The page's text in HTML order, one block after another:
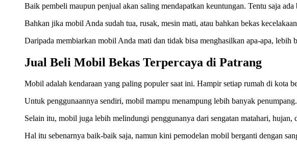
Baik pembeli maupun penjual akan saling mendapatkan keuntungan. Tentu saja
Bahkan jika mobil Anda sudah tua, rusak, mesin mati, atau bahkan bekas
Daripada membiarkan mobil Anda mati dan tidak bisa menghasilkan apa-apa,
Jual Beli Mobil Bekas Terpercaya di Patrang
Mobil adalah kendaraan yang paling populer saat ini. Hampir setiap rumah di kota
Untuk penggunaannya sendiri, mobil mampu menampung lebih banyak
Selain itu, mobil juga lebih melindungi penggunanya dari sengatan matahari,
Hal itu sebenarnya baik-baik saja, namun kini pemodelan mobil berganti dengan